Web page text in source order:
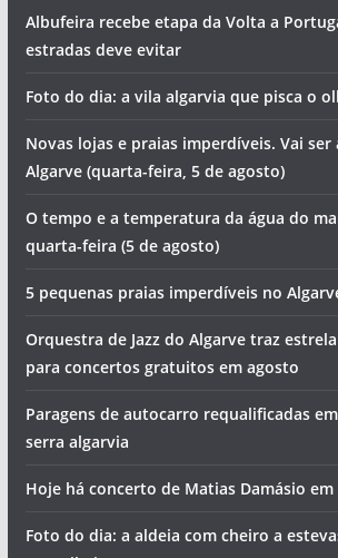
Albufeira recebe etapa da Volta a
estradas deve evitar
Foto do dia: a vila algarvia que pisca o
Novas lojas e praias imperdíveis. Vai ser
Algarve (quarta-feira, 5 de agosto)
O tempo e a temperatura da água do
quarta-feira (5 de agosto)
5 pequenas praias imperdíveis no
Orquestra de Jazz do Algarve traz
para concertos gratuitos em agosto
Paragens de autocarro requalificadas
serra algarvia
Hoje há concerto de Matias Damásio
Foto do dia: a aldeia com cheiro a